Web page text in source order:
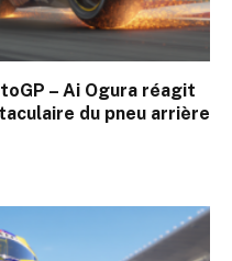
– Ai Ogura réagit
du pneu arrière